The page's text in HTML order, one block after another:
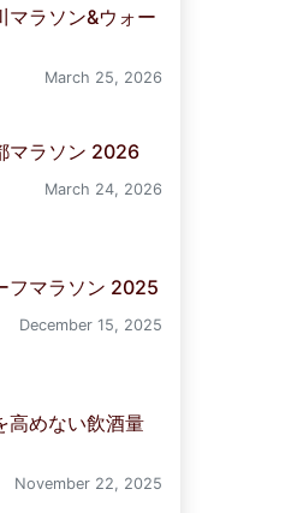
マラソン&ウォー
March 25, 2026
マラソン 2026
March 24, 2026
フマラソン 2025
December 15, 2025
高めない飲酒量
November 22, 2025